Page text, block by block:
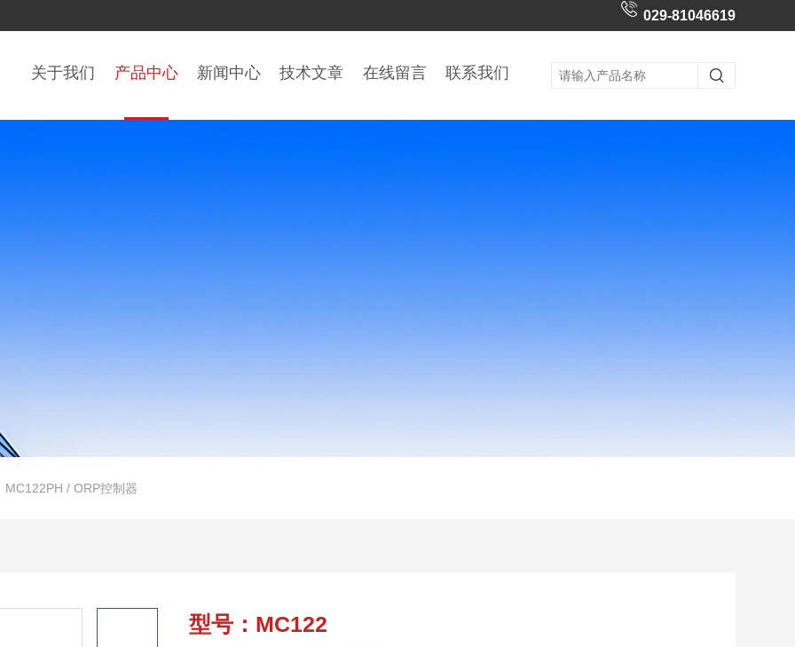
029-81046619
关于我们 产品中心 新闻中心 技术文章 在线留言 联系我们
MC122PH / ORP控制器
型号：MC122